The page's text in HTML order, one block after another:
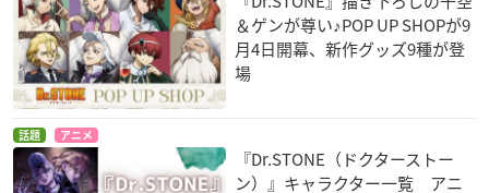
＆ゲンが尊い♪POP UP SHOPが9
月4日開幕、新作グッズ9種が登
場
話題 アニメ
『Dr.STONE（ドクターストー
ン）』キャラクター一覧 アニ